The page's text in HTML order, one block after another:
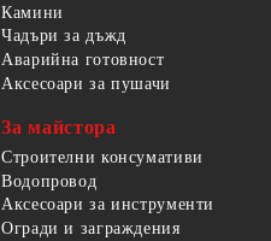
Камини
Чадъри за дъжд
Аварийна готовност
Аксесоари за пушачи
За майстора
Строителни консумативи
Водопровод
Аксесоари за инструменти
Огради и заграждения